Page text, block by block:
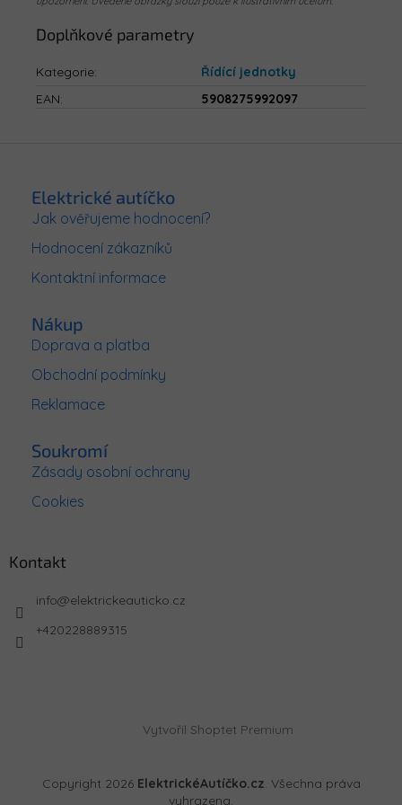
Doplňkové parametry
Kategorie:
Řídící jednotky
EAN: 5908275992097
Elektrické autíčko
Jak ověřujeme hodnocení?
Hodnocení zákazníků
Kontaktní informace
Nákup
Doprava a platba
Obchodní podmínky
Reklamace
Soukromí
Zásady osobní ochrany
Cookies
Kontakt
info@elektrickeauticko.cz
+420228889315
Vytvořil Shoptet Premium
Copyright 2026 ElektrickéAutíčko.cz. Všechna práva
vyhrazena.